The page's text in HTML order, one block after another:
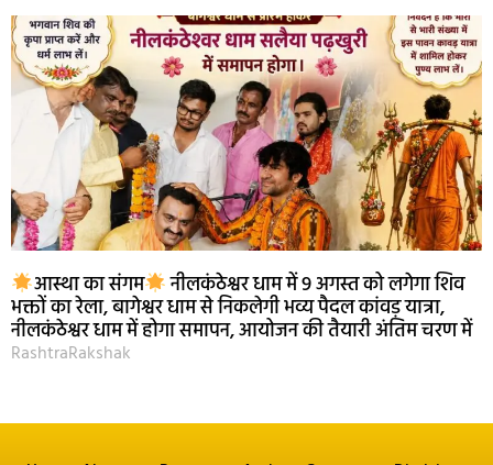
आस्था का संगम नीलकंठेश्वर धाम में 9 अगस्त को लगेगा शिव
भक्तों का रेला, बागेश्वर धाम से निकलेगी भव्य पैदल कांवड़ यात्रा,
नीलकंठेश्वर धाम में होगा समापन, आयोजन की तैयारी अंतिम चरण में
RashtraRakshak